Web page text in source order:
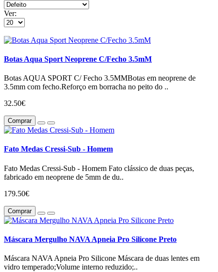
Ver:
Botas Aqua Sport Neoprene C/Fecho 3.5mM
Botas AQUA SPORT C/ Fecho 3.5MMBotas em neoprene de
3.5mm com fecho.Reforço em borracha no peito do ..
32.50€
Comprar
Fato Medas Cressi-Sub - Homem
Fato Medas Cressi-Sub - Homem Fato clássico de duas peças,
fabricado em neoprene de 5mm de du..
179.50€
Comprar
Máscara Mergulho NAVA Apneia Pro Silicone Preto
Máscara NAVA Apneia Pro Silicone Máscara de duas lentes em
vidro temperado;Volume interno reduzido;..